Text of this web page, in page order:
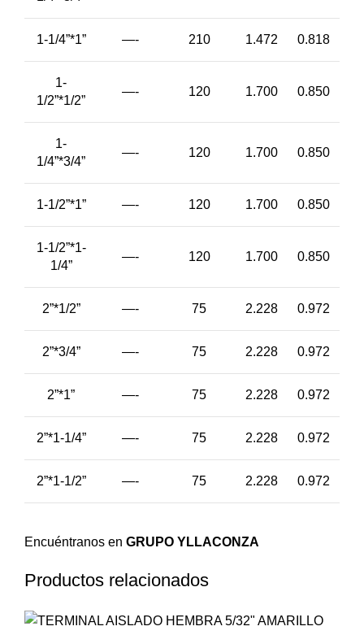
1-1/4”*1” —- 210 1.472 0.818
1-
1/2”*1/2”
—- 120 1.700 0.850
1-
1/4”*3/4”
—- 120 1.700 0.850
1-1/2”*1” —- 120 1.700 0.850
1-1/2”*1-
1/4”
—- 120 1.700 0.850
2”*1/2” —- 75 2.228 0.972
2”*3/4” —- 75 2.228 0.972
2”*1” —- 75 2.228 0.972
2”*1-1/4” —- 75 2.228 0.972
2”*1-1/2” —- 75 2.228 0.972
Encuéntranos en GRUPO YLLACONZA
Productos relacionados